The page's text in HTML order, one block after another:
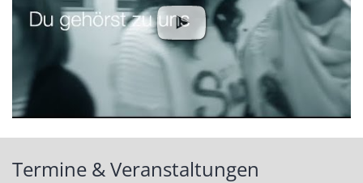
Termine & Veranstaltungen